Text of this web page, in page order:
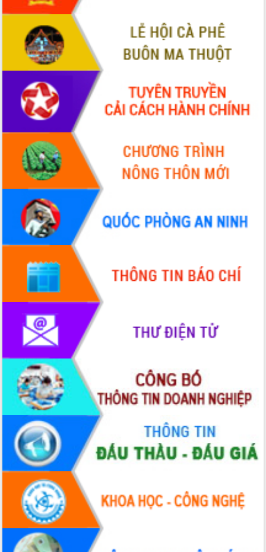
Hôm nay: 28689
66141803